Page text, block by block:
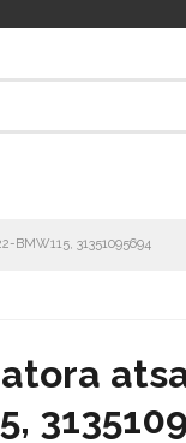
BMW115, 31351095694